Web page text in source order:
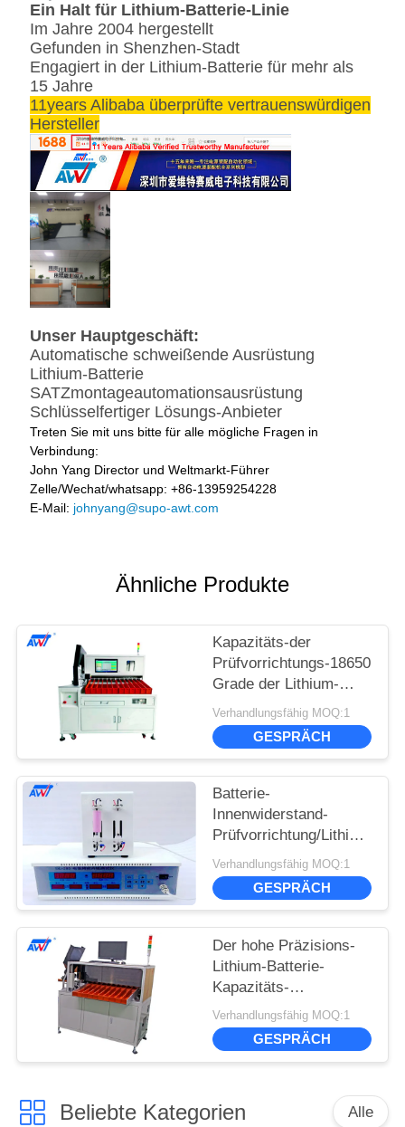
Ein Halt für Lithium-Batterie-Linie
Im Jahre 2004 hergestellt
Gefunden in Shenzhen-Stadt
Engagiert in der Lithium-Batterie für mehr als
15 Jahre
11years Alibaba überprüfte vertrauenswürdigen
Hersteller
Unser Hauptgeschäft:
Automatische schweißende Ausrüstung
Lithium-Batterie
SATZmontageautomationsausrüstung
Schlüsselfertiger Lösungs-Anbieter
Treten Sie mit uns bitte für alle mögliche Fragen in
Verbindung:
John Yang Director und Weltmarkt-Führer
Zelle/Wechat/whatsapp: +86-13959254228
E-Mail: johnyang@supo-awt.com
Ähnliche Produkte
Kapazitäts-der
Prüfvorrichtungs-18650
Grade der Lithium-
Batterie-HFX65-12
Batterie-sortierenden
der Maschinen-12
Verhandlungsfähig MOQ:1
GESPRÄCH
Batterie-
Innenwiderstand-
Prüfvorrichtung/Lithium-
Batterie-Zellspannung
IR-Prüfvorrichtung
18650 32650
Verhandlungsfähig MOQ:1
GESPRÄCH
Der hohe Präzisions-
Lithium-Batterie-
Kapazitäts-
Prüfvorrichtungs-18650
Grade Batterie-
sortierenden der
Verhandlungsfähig MOQ:1
GESPRÄCH
Beliebte Kategorien Alle